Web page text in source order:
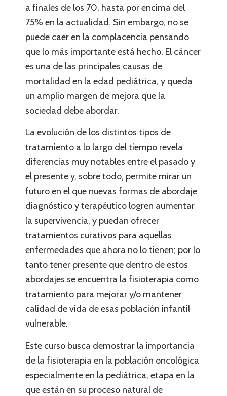
a finales de los 70, hasta por encima del
75% en la actualidad. Sin embargo, no se
puede caer en la complacencia pensando
que lo más importante está hecho. El cáncer
es una de las principales causas de
mortalidad en la edad pediátrica, y queda
un amplio margen de mejora que la
sociedad debe abordar.
La evolución de los distintos tipos de
tratamiento a lo largo del tiempo revela
diferencias muy notables entre el pasado y
el presente y, sobre todo, permite mirar un
futuro en el que nuevas formas de abordaje
diagnóstico y terapéutico logren aumentar
la supervivencia, y puedan ofrecer
tratamientos curativos para aquellas
enfermedades que ahora no lo tienen; por lo
tanto tener presente que dentro de estos
abordajes se encuentra la fisioterapia como
tratamiento para mejorar y/o mantener
calidad de vida de esas población infantil
vulnerable.
Este curso busca demostrar la importancia
de la fisioterapia en la población oncológica
especialmente en la pediátrica, etapa en la
que están en su proceso natural de